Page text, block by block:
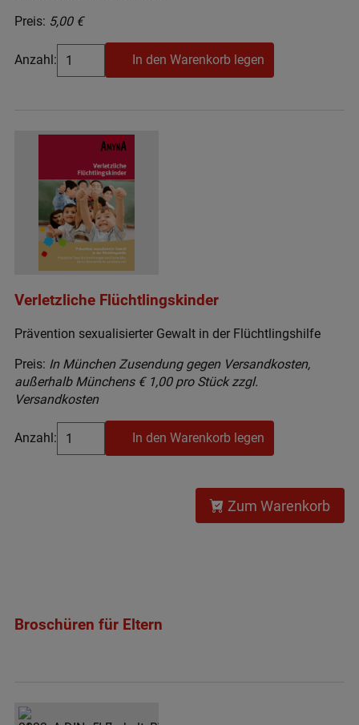
Preis: 5,00 €
Anzahl: In den Warenkorb legen
Verletzliche Flüchtlingskinder
Prävention sexualisierter Gewalt in der Flüchtlingshilfe
Preis: In München Zusendung gegen Versandkosten,
außerhalb Münchens € 1,00 pro Stück zzgl.
Versandkosten
Anzahl: In den Warenkorb legen
Zum Warenkorb
Broschüren für Eltern